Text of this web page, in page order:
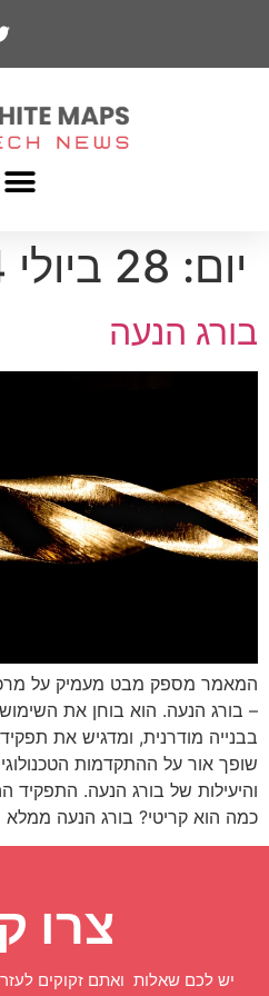
יום: 28 ביולי 2024
בורג הנעה
המאמר מספק מבט מעמיק על מרכיב
– בורג הנעה. הוא בוחן את
בבנייה מודרנית, ומדגיש את
שופך אור על ההתקדמות
והיעילות של בורג הנעה. התפקיד
כמה הוא קריטי? בורג הנעה
צרו
יש לכם שאלות ואתם זקוקים